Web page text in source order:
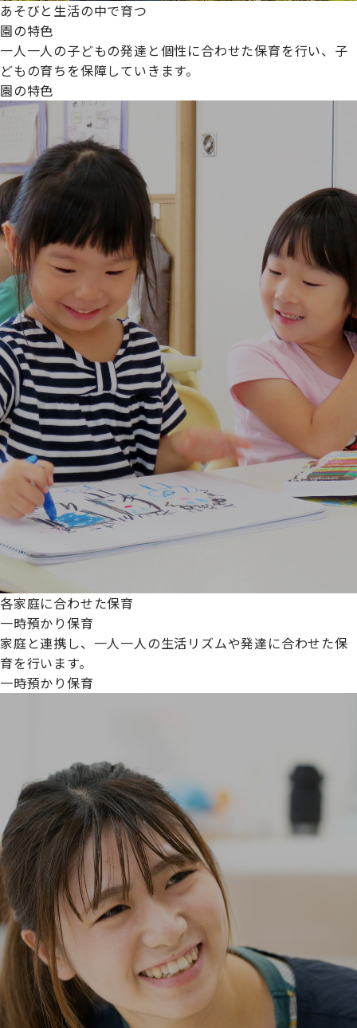
あそびと生活の中で育つ
園の特色
一人一人の子どもの発達と個性に合わせた保育を行い、子
どもの育ちを保障していきます。
園の特色
各家庭に合わせた保育
一時預かり保育
家庭と連携し、一人一人の生活リズムや発達に合わせた保
育を行います。
一時預かり保育